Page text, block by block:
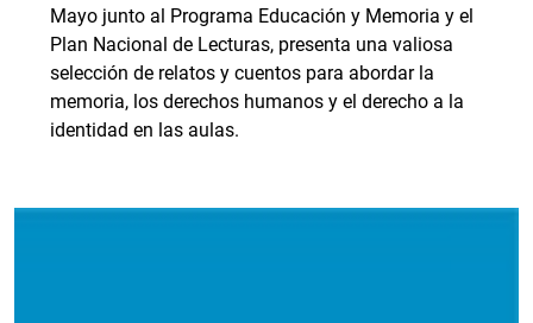
Mayo junto al Programa Educación y Memoria y el
Plan Nacional de Lecturas, presenta una valiosa
selección de relatos y cuentos para abordar la
memoria, los derechos humanos y el derecho a la
identidad en las aulas.